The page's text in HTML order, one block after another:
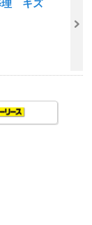
理 キズ